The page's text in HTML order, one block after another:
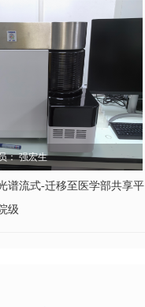
： 强宏生
谱流式-迁移至医学部共享平
级